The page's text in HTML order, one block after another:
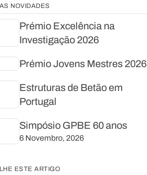
NOVIDADES
Prémio Excelência na
Investigação 2026
Prémio Jovens Mestres 2026
Estruturas de Betão em
Portugal
Simpósio GPBE 60 anos
6 Novembro, 2026
ESTE ARTIGO